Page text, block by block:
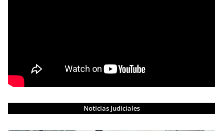
Noticias Judiciales